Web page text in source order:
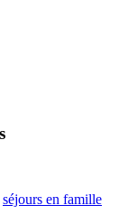
séjours en famille